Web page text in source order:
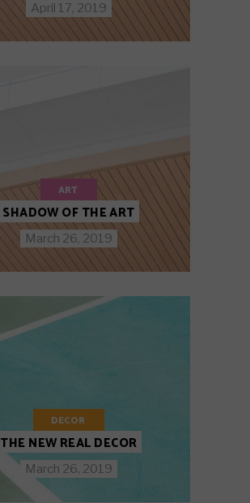
April 17, 2019
ART
SHADOW OF THE ART
March 26, 2019
DECOR
THE NEW REAL DECOR
March 26, 2019